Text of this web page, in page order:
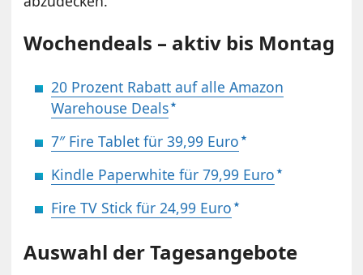
Wochendeals – aktiv bis Montag
20 Prozent Rabatt auf alle Amazon
Warehouse Deals
7″ Fire Tablet für 39,99 Euro
Kindle Paperwhite für 79,99 Euro
Fire TV Stick für 24,99 Euro
Auswahl der Tagesangebote